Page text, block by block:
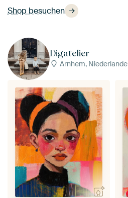
Shop besuchen
Digatelier
Arnhem, Niederlande